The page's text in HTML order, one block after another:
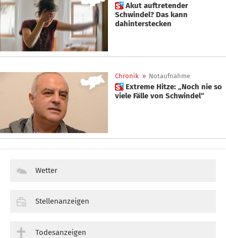
 Akut auftretender
Schwindel? Das kann
dahinterstecken
Chronik » Notaufnahme
 Extreme Hitze: „Noch nie so
viele Fälle von Schwindel“
Wetter
Stellenanzeigen
Todesanzeigen